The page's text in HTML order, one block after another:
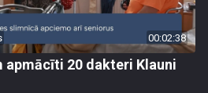
00:02:38
apmācīti 20 dakteri Klauni